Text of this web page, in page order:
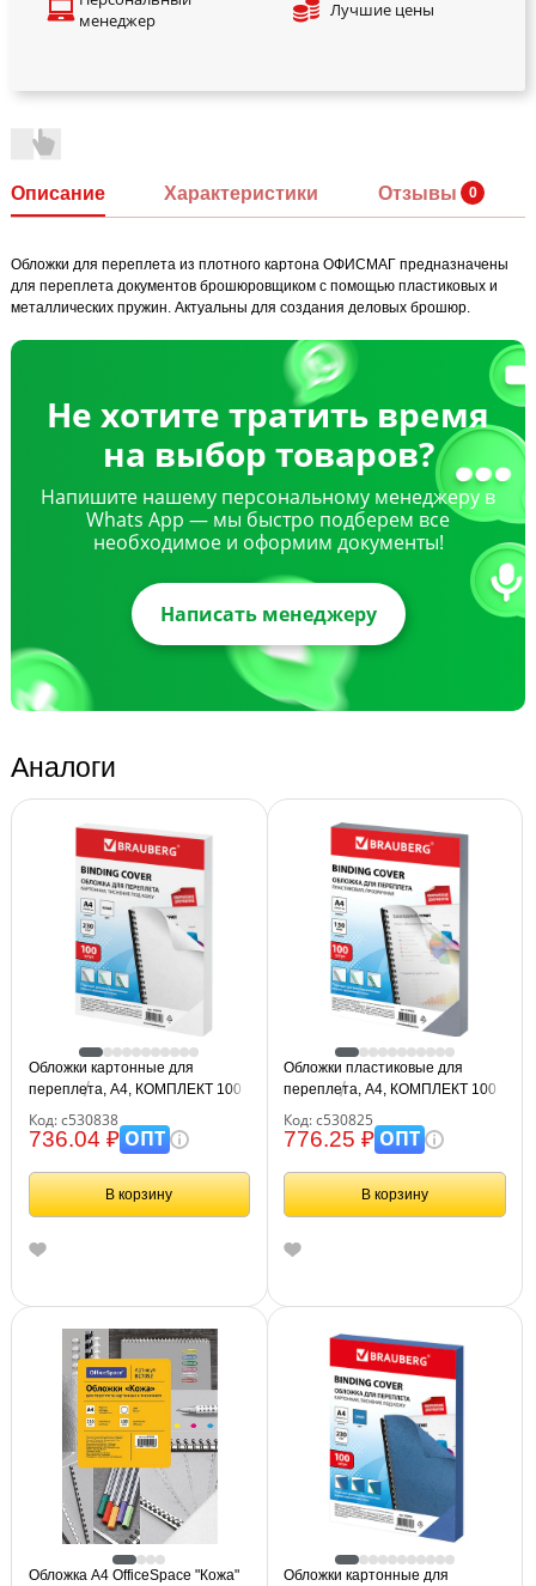
менеджер
Лучшие цены
Описание Характеристики Отзывы
Обложки для переплета из плотного картона ОФИСМАГ предназначены
для переплета документов брошюровщиком с помощью пластиковых и
металлических пружин. Актуальны для создания деловых брошюр.
Не хотите тратить время
на выбор товаров?
Напишите нашему персональному менеджеру в
Whats App — мы быстро подберем все
необходимое и оформим документы!
Написать менеджеру
Аналоги
Обложки картонные для
переплета, А4, КОМПЛЕКТ 100
белые, BRAUBERG, 530838
Код: с530838
736.04 ₽ОПТ
В корзину
Обложки пластиковые для
переплета, А4, КОМПЛЕКТ 100
BRAUBERG, 530825
Код: с530825
776.25 ₽ОПТ
В корзину
Обложка А4 OfficeSpace "Кожа"
Обложки картонные для